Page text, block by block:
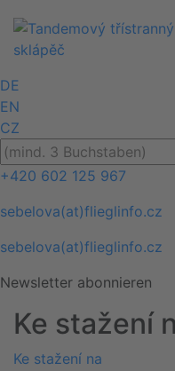
DE
EN
CZ
+420 602 125 967
sebelova(at)flieglinfo.cz
sebelova(at)flieglinfo.cz
Newsletter abonnieren
Ke stažení
Ke stažení na